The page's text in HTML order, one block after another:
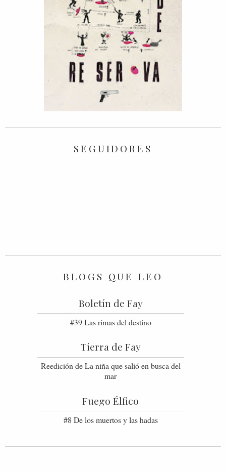
SEGUIDORES
BLOGS QUE LEO
Boletín de Fay
#39 Las rimas del destino
Tierra de Fay
Reedición de La niña que salió en busca del
mar
Fuego Élfico
#8 De los muertos y las hadas